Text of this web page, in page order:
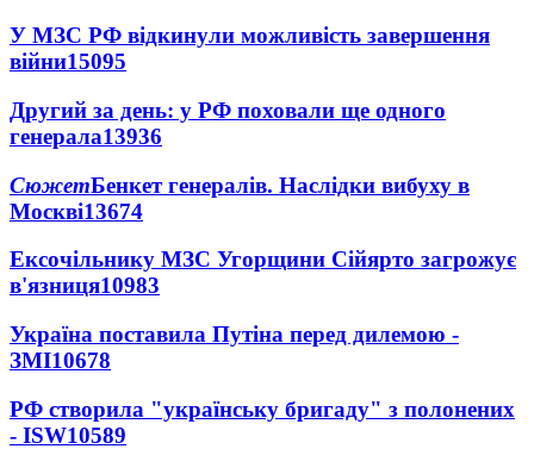
У МЗС РФ відкинули можливість завершення
війни15095
Другий за день: у РФ поховали ще одного
генерала13936
СюжетБенкет генералів. Наслідки вибуху в
Москві13674
Ексочільнику МЗС Угорщини Сійярто загрожує
в'язниця10983
Україна поставила Путіна перед дилемою -
ЗМІ10678
РФ створила "українську бригаду" з полонених
- ISW10589